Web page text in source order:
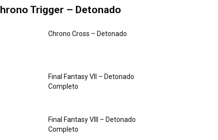
Trigger – Detonado
Chrono Cross – Detonado
Final Fantasy VII – Detonado
Completo
Final Fantasy VIII – Detonado
Completo